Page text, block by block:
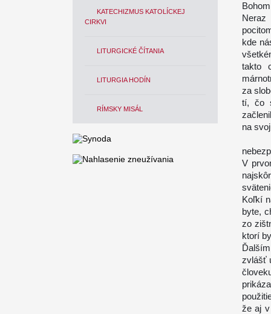
KATECHIZMUS KATOLÍCKEJ
CIRKVI
LITURGICKÉ ČÍTANIA
LITURGIA HODÍN
RÍMSKY MISÁL
Neraz
kde
takto
za
tí, čo
na
V
Koľkí
byte,
zo
ktorí
zvlášť
že aj v